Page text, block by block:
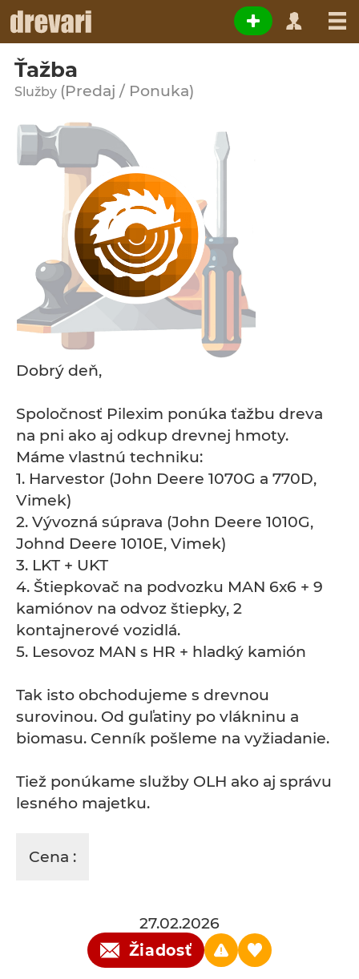
Ťažba
Služby (Predaj / Ponuka)
Dobrý deň,
Spoločnosť Pilexim ponúka ťažbu dreva
na pni ako aj odkup drevnej hmoty.
Máme vlastnú techniku:
1. Harvestor (John Deere 1070G a 770D,
Vimek)
2. Vývozná súprava (John Deere 1010G,
Johnd Deere 1010E, Vimek)
3. LKT + UKT
4. Štiepkovač na podvozku MAN 6x6 + 9
kamiónov na odvoz štiepky, 2
kontajnerové vozidlá.
5. Lesovoz MAN s HR + hladký kamión
Tak isto obchodujeme s drevnou
surovinou. Od guľatiny po vlákninu a
biomasu. Cenník pošleme na vyžiadanie.
Tiež ponúkame služby OLH ako aj správu
lesného majetku.
Cena :
27.02.2026
Žiadosť